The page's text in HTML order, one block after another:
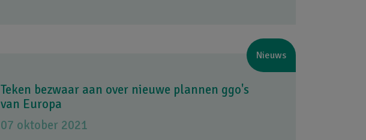
Nieuws
Teken bezwaar aan over nieuwe plannen ggo's
van Europa
07 oktober 2021